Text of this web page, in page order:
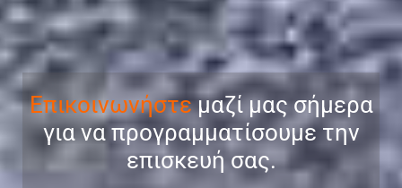
Επικοινωνήστεμαζί μας σήμερα
για να προγραμματίσουμε την
επισκευή σας.